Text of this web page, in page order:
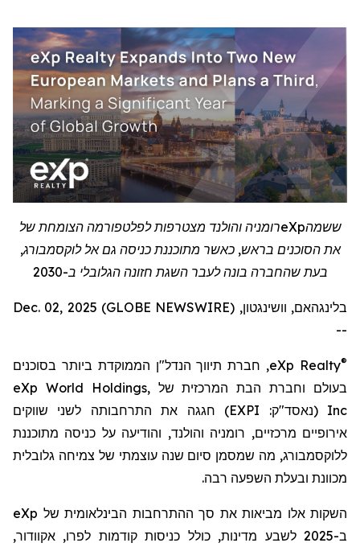
רומניה והולנד מצטרפות לפלטפורמה הצומחת שלeXpששמה
את הסוכנים בראש, כאשר מתוכננת כניסה גם אל לוקסמבורג,
בעת שהחברה בונה לעבר השגת חזונה הגלובלי ב-2030
בלינגהאם, וושינגטון, Dec. 02, 2025 (GLOBE NEWSWIRE)
--
®
eXp Realty, חברת תיווך הנדל"ן הממוקדת ביותר בסוכנים
בעולם וחברת הבת המרכזית שלeXp World Holdings,
Inc (נאסד"ק: EXPI
) חגגה את התרחבותה לשני שווקים
אירופיים מרכזיים, רומניה והולנד, והודיעה על כניסה מתוכננת
ללוקסמבורג, מה שמסמן סיום שנה עוצמתי של צמיחה גלובלית
מכוונת ובעלת השפעה רבה.
השקות אלו מביאות את סך ההתרחבות הבינלאומית של eXp
ב-2025 לשבע מדינות, כולל כניסות קודמות לפרו, אקוודור,